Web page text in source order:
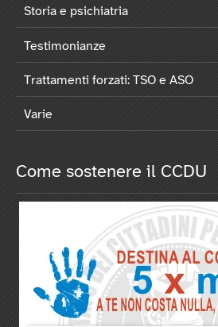
Storia e psichiatria
Testimonianze
Trattamenti forzati: TSO e ASO
Varie
Come sostenere il CCDU